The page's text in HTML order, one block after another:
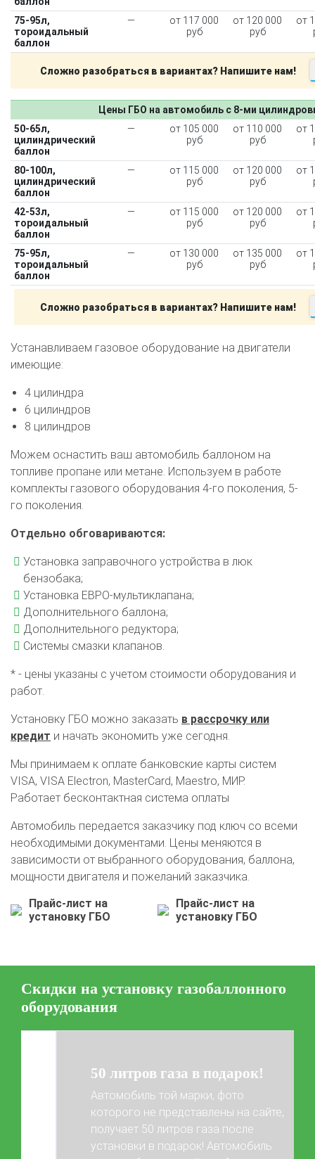
О автосервисе
Отзывы клиентов
Установка ГБО за 6 часов
Цена на установку ГБО
Калькулятор выгоды ГБО
Полная диагностика ГБО
Чистка и регулировка форсунок
Замена датчика давления
Замена баллона
Установка редуктора
Регистрация ГБО в ГИБДД
75-95л,
тороидальный
баллон
—
от 117 000
руб
от 120 000
руб
от
Сложно разобраться в вариантах? Напишите нам!
Цены ГБО на автомобиль с 8-ми
50-65л,
цилиндрический
баллон
—
от 105 000
руб
от 110 000
руб
от
80-100л,
цилиндрический
баллон
—
от 115 000
руб
от 120 000
руб
от
42-53л,
тороидальный
баллон
—
от 115 000
руб
от 120 000
руб
от
75-95л,
тороидальный
баллон
—
от 130 000
руб
от 135 000
руб
от
Сложно разобраться в вариантах? Напишите нам!
Устанавливаем газовое оборудование на двигатели
имеющие:
4 цилиндра
6 цилиндров
8 цилиндров
Можем оснастить ваш автомобиль баллоном на
топливе пропане или метане. Используем в работе
комплекты газового оборудования 4-го поколения, 5-
го поколения.
Отдельно обговариваются:
Установка заправочного устройства в люк
бензобака;
Установка ЕВРО-мультиклапана;
Дополнительного баллона;
Дополнительного редуктора;
Системы смазки клапанов.
* - цены указаны с учетом стоимости оборудования и
работ.
Установку ГБО можно заказать в рассрочку или
кредит и начать экономить уже сегодня.
Мы принимаем к оплате банковские карты систем
VISA, VISA Electron, MasterCard, Maestro, МИР.
Работает бесконтактная система оплаты
Автомобиль передается заказчику под ключ со всеми
необходимыми документами. Цены меняются в
зависимости от выбранного оборудования, баллона,
мощности двигателя и пожеланий заказчика.
Прайс-лист на
установку ГБО
Прайс-лист на
установку ГБО
Скидки на установку газобаллонного
оборудования
50 литров газа в подарок!
Автомобиль той марки, фото
которого не представлены на сайте,
получает 50 литров газа после
установки в подарок! Автомобиль